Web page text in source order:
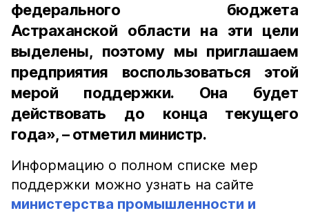
федерального бюджета
Астраханской области на эти цели
выделены, поэтому мы приглашаем
предприятия воспользоваться этой
мерой поддержки. Она будет
действовать до конца текущего
года», – отметил министр.
Информацию о полном списке мер
поддержки можно узнать на сайте
министерства промышленности и